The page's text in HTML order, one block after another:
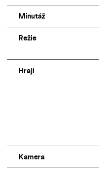
Minutáž
Režie
Hrají
Kamera